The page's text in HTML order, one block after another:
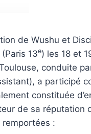
de Wushu et
13e) les 18 et
conduite
a participé
constituée
de sa réputation
remportées :